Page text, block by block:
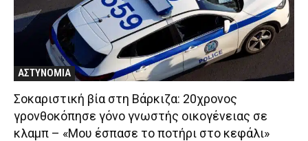
ΑΣΤΥΝΟΜΙΑ
Σοκαριστική βία στη Βάρκιζα: 20χρονος
γρονθοκόπησε γόνο γνωστής οικογένειας σε
κλαμπ – «Μου έσπασε το ποτήρι στο κεφάλι»